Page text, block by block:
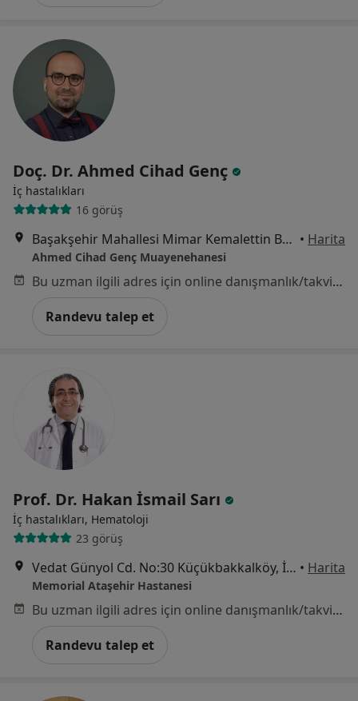
Doç. Dr. Ahmed Cihad Genç
İç hastalıkları
16 görüş
Başakşehir Mahallesi Mimar Kemalettin Bulvarı No:16-A, İstanbul • Harita
Ahmed Cihad Genç Muayenehanesi
Bu uzman ilgili adres için online danışmanlık/takvim sunmuyor.
Randevu talep et
Prof. Dr. Hakan İsmail Sarı
İç hastalıkları, Hematoloji
23 görüş
Vedat Günyol Cd. No:30 Küçükbakkalköy, İstanbul • Harita
Memorial Ataşehir Hastanesi
Bu uzman ilgili adres için online danışmanlık/takvim sunmuyor.
Randevu talep et